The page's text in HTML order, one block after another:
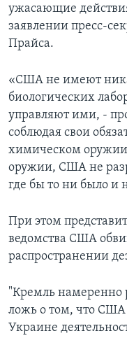
ужасающие
заявлении пресс-
Прайса.
«США не имеют
биологических
управляют ими, -
соблюдая свои
химическом
оружии, США не
где бы то ни было и
При этом
ведомства США
распространении
"Кремль намеренно
ложь о том, что
Украине